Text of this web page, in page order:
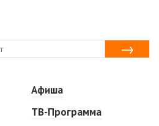
Афиша
ТВ-Программа